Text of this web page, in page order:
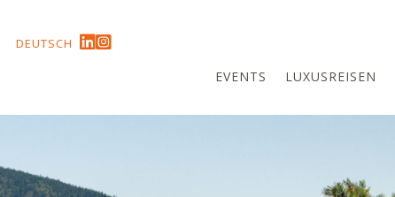
DEUTSCH
EVENTS LUXUSREISEN